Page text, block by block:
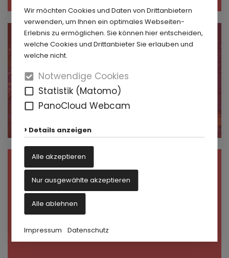
Wir möchten Cookies und Daten von Drittanbietern
verwenden, um Ihnen ein optimales Webseiten-
Erlebnis zu ermöglichen. Sie können hier entscheiden,
welche Cookies und Drittanbieter Sie erlauben und
welche nicht.
Notwendige Cookies
Statistik (Matomo)
PanoCloud Webcam
Details anzeigen
Alle akzeptieren
Nur ausgewählte akzeptieren
Alle ablehnen
Impressum Datenschutz
20. September
Zukunftsgarten
20. September
Schlossführung